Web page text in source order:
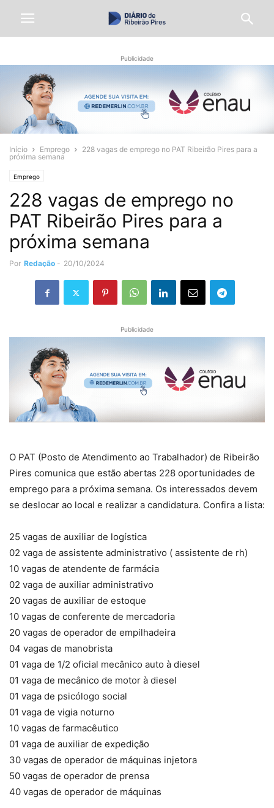
Publicidade
Início Emprego
228 vagas de emprego no PAT Ribeirão Pires para a
próxima semana
Emprego
228 vagas de emprego no
PAT Ribeirão Pires para a
próxima semana
Por Redação - 20/10/2024
Publicidade
O PAT (Posto de Atendimento ao Trabalhador) de Ribeirão
Pires comunica que estão abertas 228 oportunidades de
emprego para a próxima semana. Os interessados devem
se deslocar ao local e realizar a candidatura. Confira a lista:
25 vagas de auxiliar de logística
02 vaga de assistente administrativo ( assistente de rh)
10 vagas de atendente de farmácia
02 vaga de auxiliar administrativo
20 vagas de auxiliar de estoque
10 vagas de conferente de mercadoria
20 vagas de operador de empilhadeira
04 vagas de manobrista
01 vaga de 1/2 oficial mecânico auto à diesel
01 vaga de mecânico de motor à diesel
01 vaga de psicólogo social
01 vaga de vigia noturno
10 vagas de farmacêutico
01 vaga de auxiliar de expedição
30 vagas de operador de máquinas injetora
50 vagas de operador de prensa
40 vagas de operador de máquinas